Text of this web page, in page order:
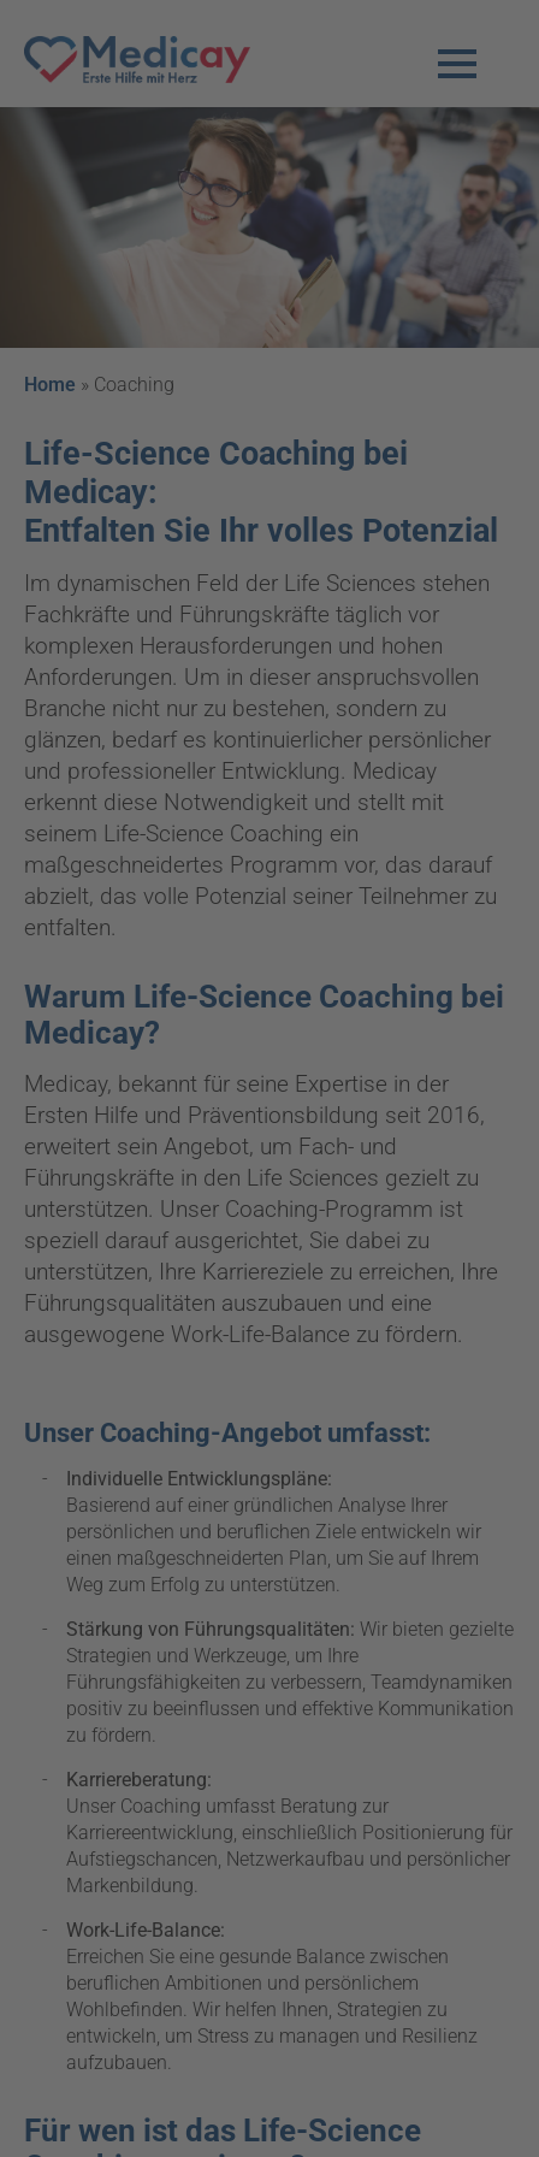
Home » Coaching
Life-Science Coaching bei
Medicay:
Entfalten Sie Ihr volles Potenzial
Im dynamischen Feld der Life Sciences stehen
Fachkräfte und Führungskräfte täglich vor
komplexen Herausforderungen und hohen
Anforderungen. Um in dieser anspruchsvollen
Branche nicht nur zu bestehen, sondern zu
glänzen, bedarf es kontinuierlicher persönlicher
und professioneller Entwicklung. Medicay
erkennt diese Notwendigkeit und stellt mit
seinem Life-Science Coaching ein
maßgeschneidertes Programm vor, das darauf
abzielt, das volle Potenzial seiner Teilnehmer zu
entfalten.
Warum Life-Science Coaching bei
Medicay?
Medicay, bekannt für seine Expertise in der
Ersten Hilfe und Präventionsbildung seit 2016,
erweitert sein Angebot, um Fach- und
Führungskräfte in den Life Sciences gezielt zu
unterstützen. Unser Coaching-Programm ist
speziell darauf ausgerichtet, Sie dabei zu
unterstützen, Ihre Karriereziele zu erreichen, Ihre
Führungsqualitäten auszubauen und eine
ausgewogene Work-Life-Balance zu fördern.
Unser Coaching-Angebot umfasst:
Individuelle Entwicklungspläne:
Basierend auf einer gründlichen Analyse Ihrer
persönlichen und beruflichen Ziele entwickeln wir
einen maßgeschneiderten Plan, um Sie auf Ihrem
Weg zum Erfolg zu unterstützen.
Stärkung von Führungsqualitäten: Wir bieten gezielte
Strategien und Werkzeuge, um Ihre
Führungsfähigkeiten zu verbessern, Teamdynamiken
positiv zu beeinflussen und effektive Kommunikation
zu fördern.
Karriereberatung:
Unser Coaching umfasst Beratung zur
Karriereentwicklung, einschließlich Positionierung für
Aufstiegschancen, Netzwerkaufbau und persönlicher
Markenbildung.
Work-Life-Balance:
Erreichen Sie eine gesunde Balance zwischen
beruflichen Ambitionen und persönlichem
Wohlbefinden. Wir helfen Ihnen, Strategien zu
entwickeln, um Stress zu managen und Resilienz
aufzubauen.
Für wen ist das Life-Science